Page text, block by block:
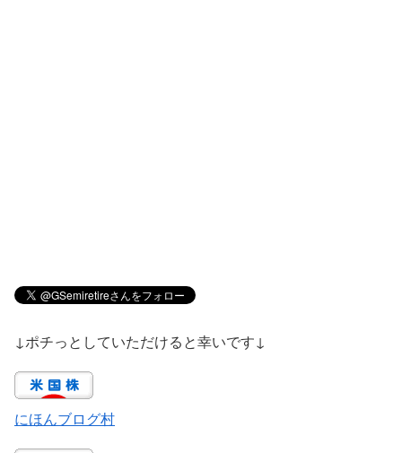
↓ポチっとしていただけると幸いです↓
にほんブログ村